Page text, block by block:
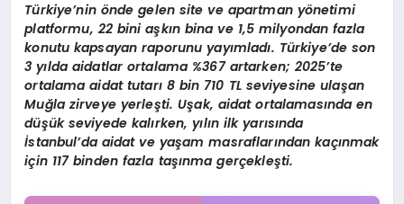
Türkiye’nin önde gelen site ve apartman yönetimi
platformu, 22 bini aşkın bina ve 1,5 milyondan fazla
konutu kapsayan raporunu yayımladı. Türkiye’deson
3 yılda aidatlar ortalama %367 artarken; 2025’te
ortalama aidat tutarı 8 bin710 TL seviyesine ulaşan
Muğla zirveye yerleşti. Uşak, aidat ortalamasında en
düşük seviyede kalırken, yılın ilk yarısında
İstanbul’da aidat ve yaşammasraflarından kaçınmak
için 117 binden fazla taşınma gerçekleşti.